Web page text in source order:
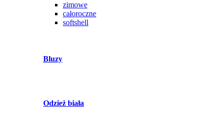
zimowe
całoroczne
softshell
Bluzy
Odzież biała